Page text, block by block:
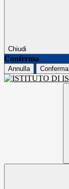
Chiudi
Conferma
Annulla Conferma